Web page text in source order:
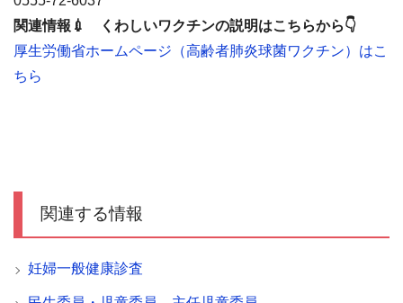
関連情報💉 くわしいワクチンの説明はこちらから👇
厚生労働省ホームページ（高齢者肺炎球菌ワクチン）はこ
ちら
関連する情報
妊婦一般健康診査